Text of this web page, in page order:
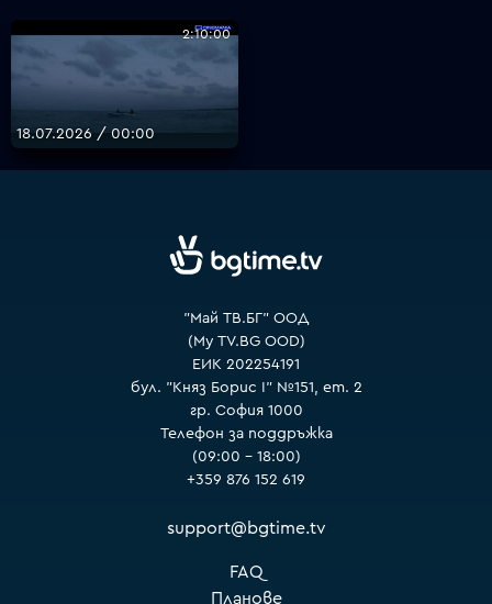
2:10:00
18.07.2026 / 00:00
"Май ТВ.БГ" ООД
(My TV.BG OOD)
ЕИК 202254191
бул. "Княз Борис I" №151, ет. 2
гр. София 1000
Телефон за поддръжка
(09:00 – 18:00)
+359 876 152 619
support@bgtime.tv
FAQ
Планове